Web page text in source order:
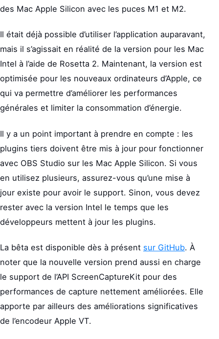
des Mac Apple Silicon avec les puces M1 et M2.
Il était déjà possible d’utiliser l’application auparavant,
mais il s’agissait en réalité de la version pour les Mac
Intel à l’aide de Rosetta 2. Maintenant, la version est
optimisée pour les nouveaux ordinateurs d’Apple, ce
qui va permettre d’améliorer les performances
générales et limiter la consommation d’énergie.
Il y a un point important à prendre en compte : les
plugins tiers doivent être mis à jour pour fonctionner
avec OBS Studio sur les Mac Apple Silicon. Si vous
en utilisez plusieurs, assurez-vous qu’une mise à
jour existe pour avoir le support. Sinon, vous devez
rester avec la version Intel le temps que les
développeurs mettent à jour les plugins.
La bêta est disponible dès à présent sur GitHub. À
noter que la nouvelle version prend aussi en charge
le support de l’API ScreenCaptureKit pour des
performances de capture nettement améliorées. Elle
apporte par ailleurs des améliorations significatives
de l’encodeur Apple VT.